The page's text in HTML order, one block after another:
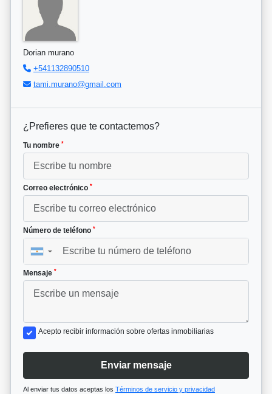
Dorian murano
+541132890510
tami.murano@gmail.com
¿Prefieres que te contactemos?
Tu nombre *
Correo electrónico *
Número de teléfono *
▼
Mensaje *
Acepto recibir información sobre ofertas inmobiliarias
Enviar mensaje
Al enviar tus datos aceptas los Términos de servicio y privacidad